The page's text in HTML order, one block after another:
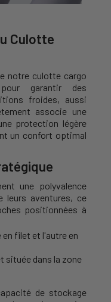
Culotte
notre culotte cargo
garantir des
froides, aussi
associe une
protection légère
un confort optimal
une polyvalence
leurs aventures, ce
positionnées à
en filet et l'autre en
située dans la zone
de stockage